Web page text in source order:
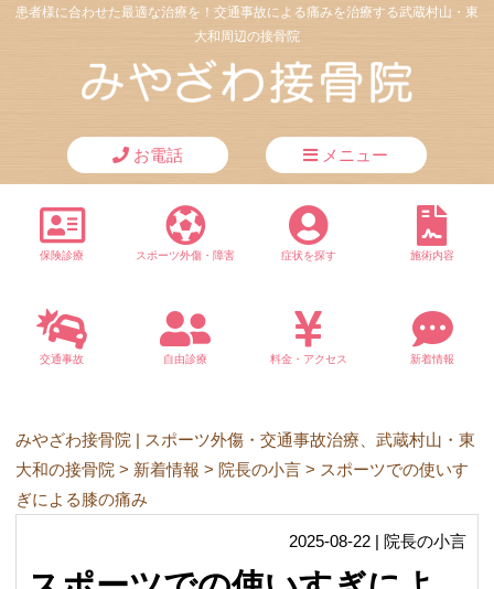
患者様に合わせた最適な治療を！交通事故による痛みを治療する武蔵村山・東
大和周辺の接骨院
お電話 メニュー
保険診療 スポーツ外傷・障害 症状を探す 施術内容
交通事故 自由診療 料金・アクセス 新着情報
みやざわ接骨院 | スポーツ外傷・交通事故治療、武蔵村山・東
大和の接骨院 > 新着情報 > 院長の小言 > スポーツでの使いす
ぎによる膝の痛み
2025-08-22 | 院長の小言